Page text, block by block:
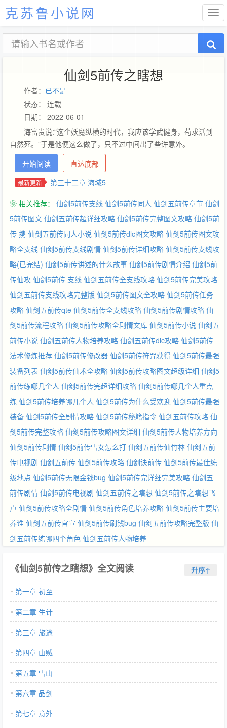
克苏鲁小说网
仙剑5前传之瞎想
作者： 已不是
状态： 连载
日期： 2022-06-01
海富贵说:“这个妖魔纵横的时代，我应该学武健身，苟求活到
自然死。”于是他便这么做了，只不过中间出了些许意外。
开始阅读
直达底部
最新更新 第三十二章 海域5
❀ 相关推荐： 仙剑5前传支线 仙剑5前传同人 仙剑五前传章节 仙剑
5前传图文 仙剑五前传超详细攻略 仙剑5前传完整图文攻略 仙剑5前
传 携 仙剑五前传同人小说 仙剑5前传dlc图文攻略 仙剑5前传图文攻
略全支线 仙剑5前传支线剧情 仙剑5前传详细攻略 仙剑5前传支线攻
略(已完结) 仙剑5前传讲述的什么故事 仙剑5前传剧情介绍 仙剑5前
传仙攻 仙剑5前传 支线 仙剑五前传全支线攻略 仙剑5前传完美攻略
仙剑五前传支线攻略完整版 仙剑5前传图文全攻略 仙剑5前传任务
攻略 仙剑五前传qte 仙剑5前传全支线攻略 仙剑5前传剧情攻略 仙
剑5前传流程攻略 仙剑5前传攻略全剧情文库 仙剑5前传小说 仙剑五
前传小说 仙剑五前传人物培养攻略 仙剑五前传dlc攻略 仙剑5前传
法术修炼推荐 仙剑5前传修改器 仙剑5前传符咒获得 仙剑5前传最强
装备列表 仙剑5前传仙术全攻略 仙剑5前传攻略图文超级详细 仙剑5
前传练哪几个人 仙剑5前传完超详细攻略 仙剑5前传哪几个人重点
练 仙剑5前传培养哪几个人 仙剑5前传为什么受欢迎 仙剑5前传最强
装备 仙剑5前传全剧情攻略 仙剑5前传秘籍指令 仙剑五前传攻略 仙
剑5前传完整攻略 仙剑5前传攻略图文详细 仙剑5前传人物培养方向
仙剑5前传剧情 仙剑5前传雪女怎么打 仙剑五前传仙竹林 仙剑五前
传电视剧 仙剑五前传 仙剑5前传攻略 仙剑诀前传 仙剑5前传最佳练
级地点 仙剑5前传无限金钱bug 仙剑5前传完详细完美攻略 仙剑五
前传剧情 仙剑5前传电视剧 仙剑五前传之瞎想 仙剑5前传之瞎想飞
卢 仙剑5前传攻略全剧情 仙剑5前传角色培养攻略 仙剑5前传主要培
养谁 仙剑五前传官宣 仙剑5前传刷钱bug 仙剑五前传攻略完整版 仙
剑五前传练哪四个角色 仙剑五前传人物培养
《仙剑5前传之瞎想》全文阅读 升序↑
第一章 初至
第二章 生计
第三章 旅途
第四章 山贼
第五章 雪山
第六章 品剑
第七章 意外